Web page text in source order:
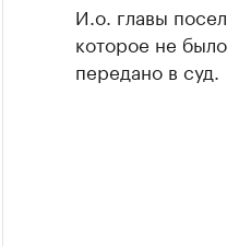
И.о. главы
которое не
передано в суд.